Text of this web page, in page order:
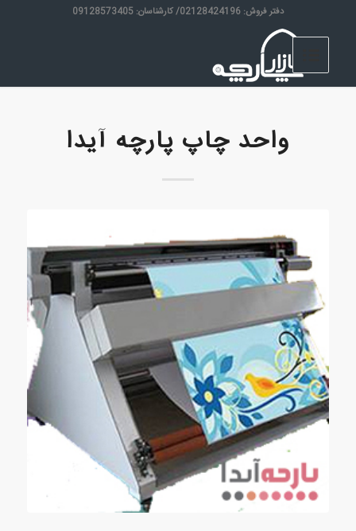
دفتر فروش: 02128424196/ کارشناسان: 09128573405
واحد چاپ پارچه آیدا